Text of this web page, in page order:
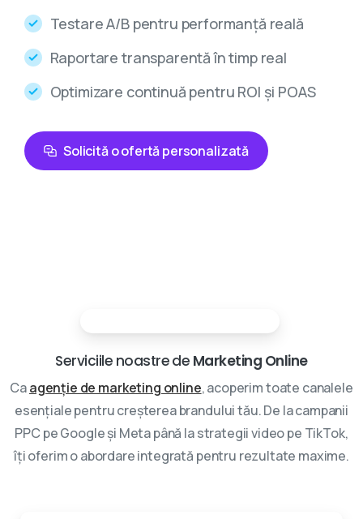
Testare A/B pentru performanță reală
Raportare transparentă în timp real
Optimizare continuă pentru ROI și POAS
Solicită o ofertă personalizată
Serviciile noastre de Marketing Online
Caagenție de marketing online, acoperim toate canalele
esențiale pentru creșterea brandului tău. De la campanii
PPC pe Google și Meta până la strategii video pe TikTok,
îți oferim o abordare integrată pentru rezultate maxime.